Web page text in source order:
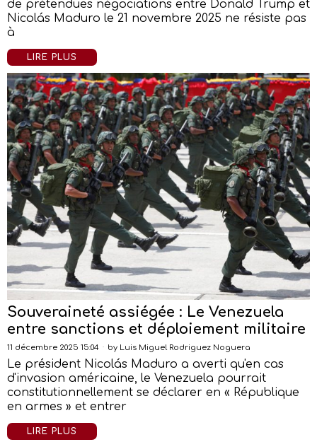
de prétendues négociations entre Donald Trump et
Nicolás Maduro le 21 novembre 2025 ne résiste pas
à
LIRE PLUS
Souveraineté assiégée : Le Venezuela
entre sanctions et déploiement militaire
11 décembre 2025 15:04 by Luis Miguel Rodriguez Noguera
Le président Nicolás Maduro a averti qu'en cas
d'invasion américaine, le Venezuela pourrait
constitutionnellement se déclarer en « République
en armes » et entrer
LIRE PLUS